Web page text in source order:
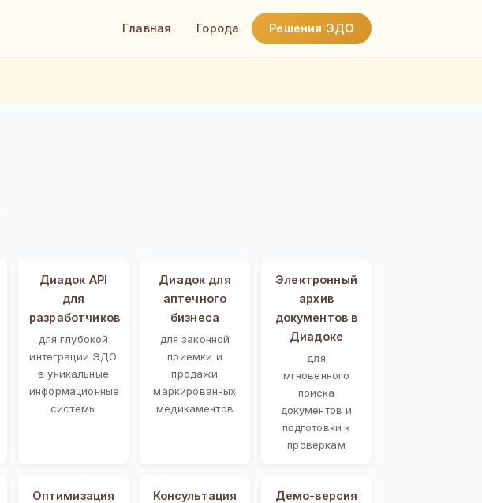
Главная Города Решения ЭДО
Диадок API
для
разработчиков
для глубокой
интеграции ЭДО
в уникальные
информационные
системы
Диадок для
аптечного
бизнеса
для законной
приемки и
продажи
маркированных
медикаментов
Электронный
архив
документов в
Диадоке
для
мгновенного
поиска
документов и
подготовки к
проверкам
Оптимизация
Консультация
Демо-версия